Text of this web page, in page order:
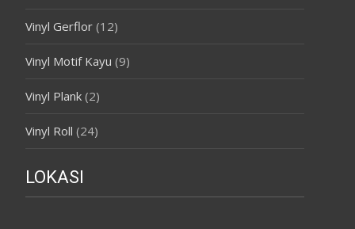
Vinyl Gerflor (12)
Vinyl Motif Kayu (9)
Vinyl Plank (2)
Vinyl Roll (24)
LOKASI